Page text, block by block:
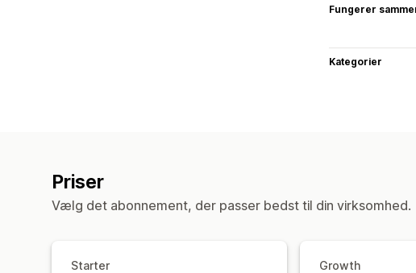
Fungerer
Kategorier
Priser
Vælg det abonnement, der passer bedst til din virksomhed.
Starter Growth